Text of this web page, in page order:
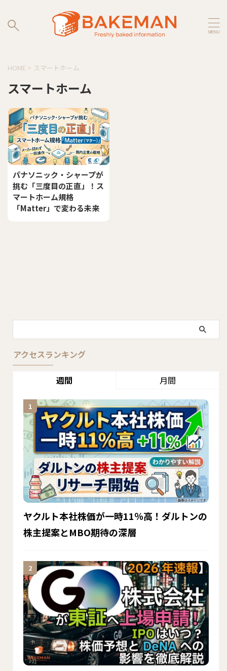
HOME > スマートホーム
スマートホーム
パナソニック・シャープが
挑む「三度目の正直」！ス
マートホーム規格
「Matter」で変わる未来
アクセスランキング
週間 月間
ヤクルト本社株価が一時11％高！ダルトンの
株主提案とMBO期待の深層